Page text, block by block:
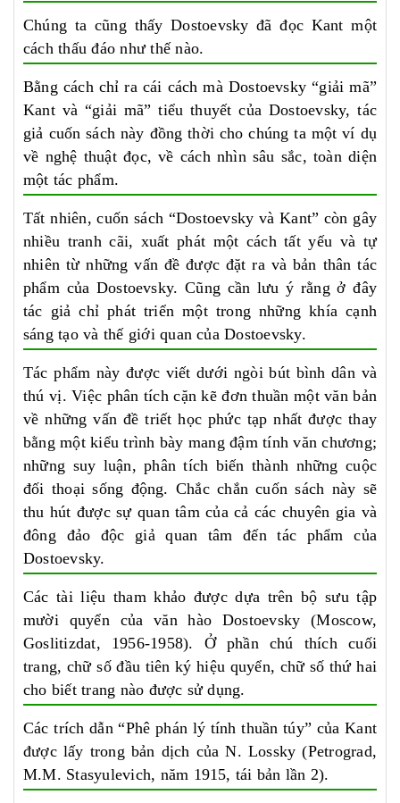
Chúng ta cũng thấy Dostoevsky đã đọc Kant một
cách thấu đáo như thế nào.
Bằng cách chỉ ra cái cách mà Dostoevsky “giải mã”
Kant và “giải mã” tiểu thuyết của Dostoevsky, tác
giả cuốn sách này đồng thời cho chúng ta một ví dụ
về nghệ thuật đọc, về cách nhìn sâu sắc, toàn diện
một tác phẩm.
Tất nhiên, cuốn sách “Dostoevsky và Kant” còn gây
nhiều tranh cãi, xuất phát một cách tất yếu và tự
nhiên từ những vấn đề được đặt ra và bản thân tác
phẩm của Dostoevsky. Cũng cần lưu ý rằng ở đây
tác giả chỉ phát triển một trong những khía cạnh
sáng tạo và thế giới quan của Dostoevsky.
Tác phẩm này được viết dưới ngòi bút bình dân và
thú vị. Việc phân tích cặn kẽ đơn thuần một văn bản
về những vấn đề triết học phức tạp nhất được thay
bằng một kiểu trình bày mang đậm tính văn chương;
những suy luận, phân tích biến thành những cuộc
đối thoại sống động. Chắc chắn cuốn sách này sẽ
thu hút được sự quan tâm của cả các chuyên gia và
đông đảo độc giả quan tâm đến tác phẩm của
Dostoevsky.
Các tài liệu tham khảo được dựa trên bộ sưu tập
mười quyển của văn hào Dostoevsky (Moscow,
Goslitizdat, 1956-1958). Ở phần chú thích cuối
trang, chữ số đầu tiên ký hiệu quyển, chữ số thứ hai
cho biết trang nào được sử dụng.
Các trích dẫn “Phê phán lý tính thuần túy” của Kant
được lấy trong bản dịch của N. Lossky (Petrograd,
M.M. Stasyulevich, năm 1915, tái bản lần 2).